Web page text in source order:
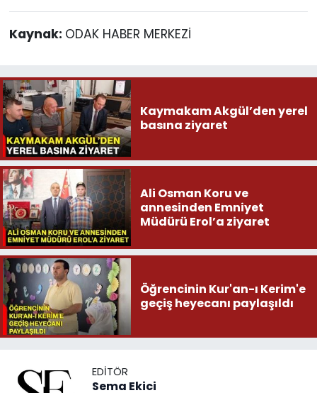
Kaynak: ODAK HABER MERKEZİ
Kaymakam Akgül’den yerel
basına ziyaret
Ali Osman Koru ve
annesinden Emniyet
Müdürü Erol’a ziyaret
Öğrencinin Kur'an-ı Kerim'e
geçiş heyecanı paylaşıldı
EDITÖR
Sema Ekici